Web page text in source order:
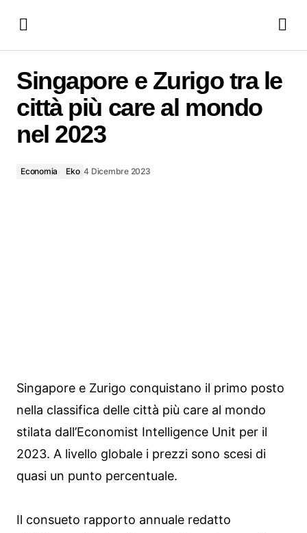
Singapore e Zurigo tra le
città più care al mondo
nel 2023
Economia Eko 4 Dicembre 2023
Singapore e Zurigo conquistano il primo posto
nella classifica delle città più care al mondo
stilata dall’Economist Intelligence Unit per il
2023. A livello globale i prezzi sono scesi di
quasi un punto percentuale.
Il consueto rapporto annuale redatto